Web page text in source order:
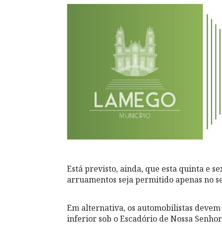
Está previsto, ainda, que esta quinta e
arruamentos seja permitido apenas no
Em alternativa, os automobilistas
inferior sob o Escadório de Nossa